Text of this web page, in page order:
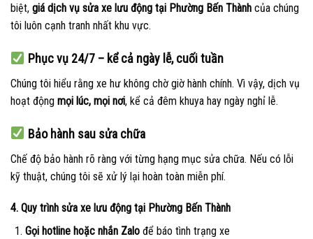
biệt, giá dịch vụ sửa xe lưu động tại Phường Bến Thành của chúng
tôi luôn cạnh tranh nhất khu vực.
Phục vụ 24/7 – kể cả ngày lễ, cuối tuần
Chúng tôi hiểu rằng xe hư không chờ giờ hành chính. Vì vậy, dịch vụ
hoạt động mọi lúc, mọi nơi, kể cả đêm khuya hay ngày nghỉ lễ.
Bảo hành sau sửa chữa
Chế độ bảo hành rõ ràng với từng hạng mục sửa chữa. Nếu có lỗi
kỹ thuật, chúng tôi sẽ xử lý lại hoàn toàn miễn phí.
4. Quy trình sửa xe lưu động tại Phường Bến Thành
Gọi hotline hoặc nhắn Zalođể báo tình trạng xe